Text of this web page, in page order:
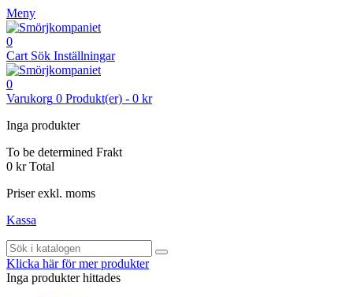
Meny
0
Cart Sök Inställningar
0
Varukorg 0 Produkt(er) - 0 kr
Inga produkter
To be determined Frakt
0 kr Total
Priser exkl. moms
Kassa
Klicka här för mer produkter
Inga produkter hittades